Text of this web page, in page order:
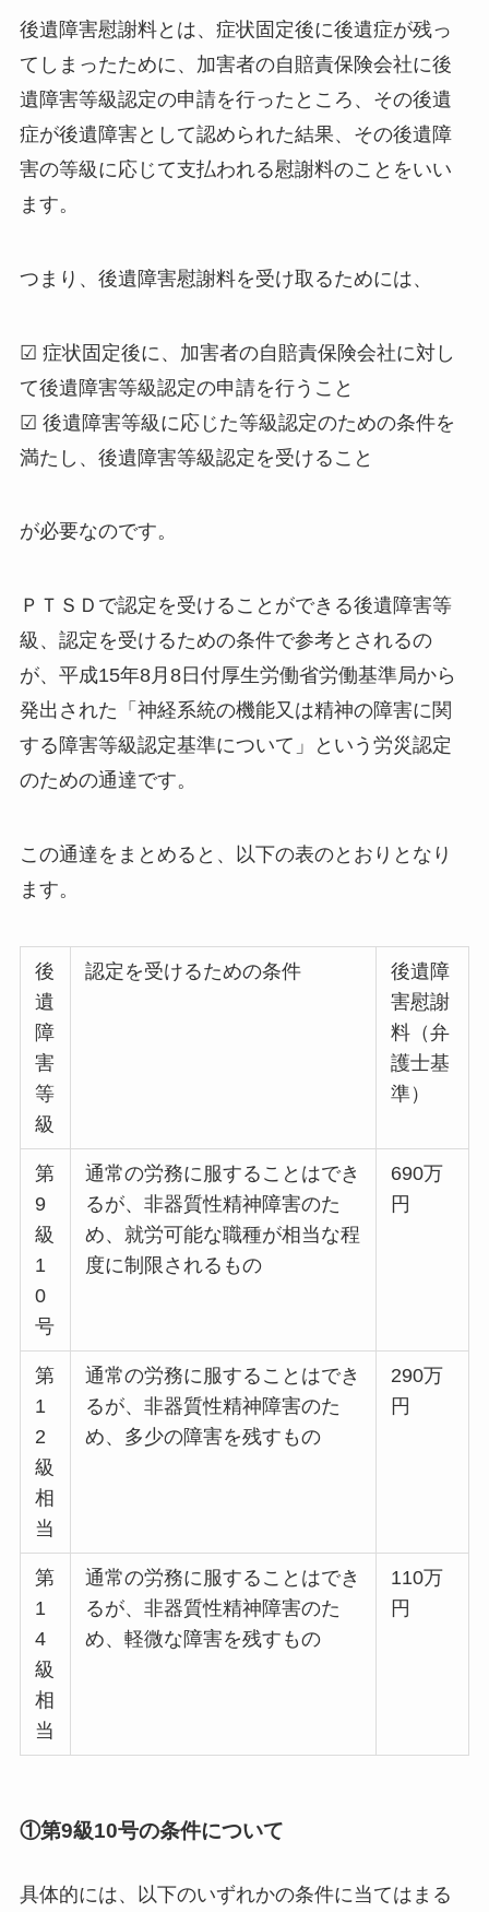
後遺障害慰謝料とは、症状固定後に後遺症が残っ
てしまったために、加害者の自賠責保険会社に後
遺障害等級認定の申請を行ったところ、その後遺
症が後遺障害として認められた結果、その後遺障
害の等級に応じて支払われる慰謝料のことをいい
ます。
つまり、後遺障害慰謝料を受け取るためには、
☑ 症状固定後に、加害者の自賠責保険会社に対し
て後遺障害等級認定の申請を行うこと
☑ 後遺障害等級に応じた等級認定のための条件を
満たし、後遺障害等級認定を受けること
が必要なのです。
ＰＴＳＤで認定を受けることができる後遺障害等
級、認定を受けるための条件で参考とされるの
が、平成15年8月8日付厚生労働省労働基準局から
発出された「神経系統の機能又は精神の障害に関
する障害等級認定基準について」という労災認定
のための通達です。
この通達をまとめると、以下の表のとおりとなり
ます。
後
遺
障
害
等
級
認定を受けるための条件
後遺障
害慰謝
料（弁
護士基
準）
第
9
級
1
0
号
通常の労務に服することはでき
るが、非器質性精神障害のた
め、就労可能な職種が相当な程
度に制限されるもの
690万
円
第
1
2
級
相
当
通常の労務に服することはでき
るが、非器質性精神障害のた
め、多少の障害を残すもの
290万
円
第
1
4
級
相
当
通常の労務に服することはでき
るが、非器質性精神障害のた
め、軽微な障害を残すもの
110万
円
①第9級10号の条件について
具体的には、以下のいずれかの条件に当てはまる